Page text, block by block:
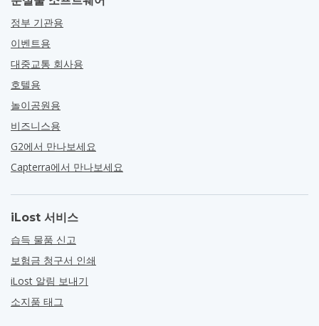
정부 기관용
이벤트용
대중교통 회사용
호텔용
놀이공원용
비즈니스용
G2에서 만나보세요
Capterra에서 만나보세요
iLost 서비스
습득 물품 신고
보험금 청구서 인쇄
iLost 알림 보내기
소지품 태그